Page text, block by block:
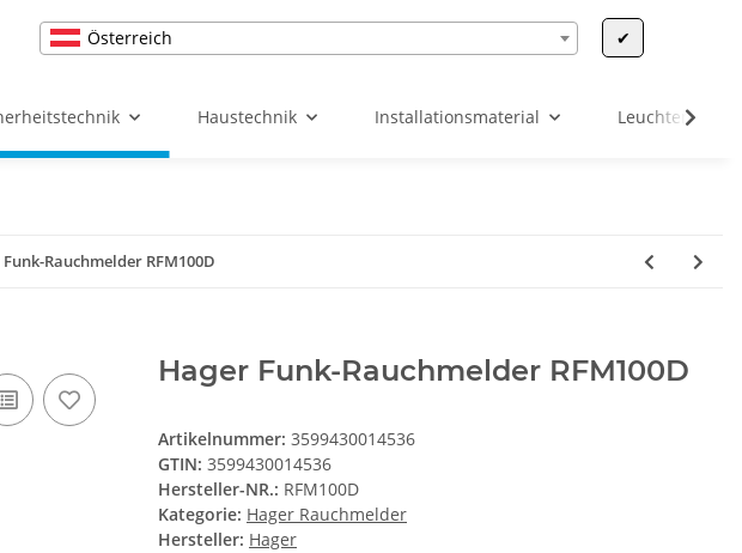
Österreich ✔
Haustechnik Installationsmaterial Leuchten &
Rauchmelder RFM100D
Hager Funk-Rauchmelder RFM100D
Artikelnummer: 3599430014536
GTIN: 3599430014536
Hersteller-NR.: RFM100D
Kategorie: Hager Rauchmelder
Hersteller: Hager